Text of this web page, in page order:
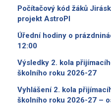
Počítačový kód žáků
projekt AstroPI
Úřední hodiny o
12:00
Výsledky 2. kola
školního roku 2026-27
Vyhlášení 2. kola
školního roku 2026-27 –